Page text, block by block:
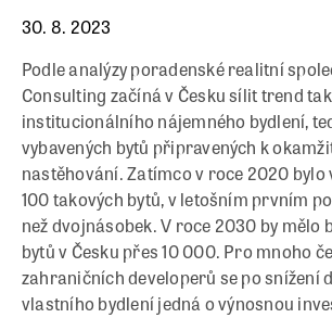
30. 8. 2023
Podle analýzy poradenské realitní
Consulting začíná v Česku sílit trend
institucionálního nájemného bydlení,
vybavených bytů připravených k
nastěhování. Zatímco v roce 2020 bylo
100 takových bytů, v letošním prvním
než dvojnásobek. V roce 2030 by mělo
bytů v Česku přes 10 000. Pro mnoho
zahraničních developerů se po snížení
vlastního bydlení jedná o výnosnou